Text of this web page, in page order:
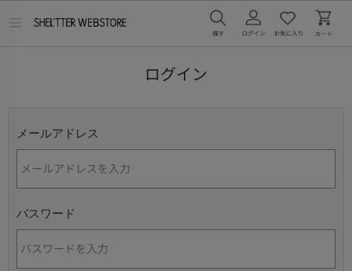
ログイン
メールアドレス
パスワード